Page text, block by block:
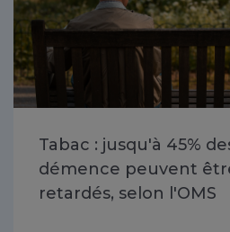
Tabac : jusqu'à 45%
démence peuvent
retardés, selon l'OMS